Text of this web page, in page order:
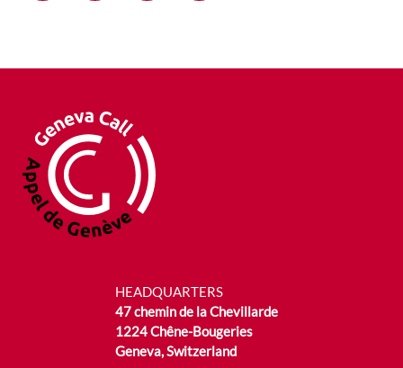
HEADQUARTERS
47 chemin de la Chevillarde
1224 Chêne-Bougeries
Geneva, Switzerland